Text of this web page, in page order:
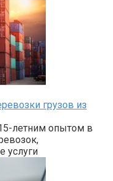
грузов из
летним опытом в
услуги